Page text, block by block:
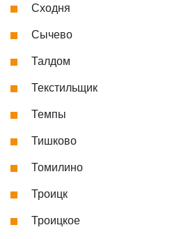
Сходня
Сычево
Талдом
Текстильщик
Темпы
Тишково
Томилино
Троицк
Троицкое